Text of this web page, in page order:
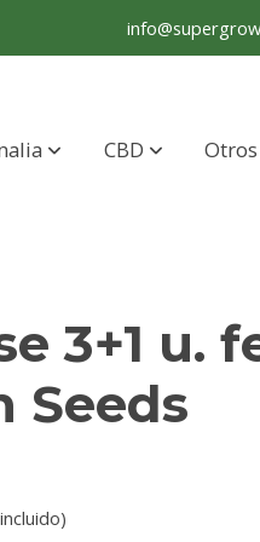
CBD Otros
3+1 u.
Seeds